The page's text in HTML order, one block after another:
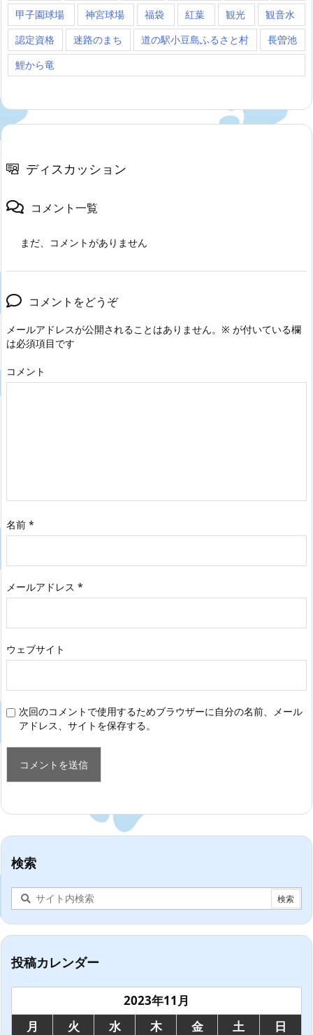
甲子園球場
神宮球場 福袋 紅葉 観光
観音水
認定資格
迷路のまち 道の駅小豆島ふるさと村
長曽池
鯉から竜
ディスカッション
コメント一覧
まだ、コメントがありません
コメントをどうぞ
メールアドレスが公開されることはありません。 ※ が付いている欄
は必須項目です
コメント
名前 *
メールアドレス *
ウェブサイト
次回のコメントで使用するためブラウザーに自分の名前、メール
アドレス、サイトを保存する。
検索
投稿カレンダー
2023年11月
月
火 水 木 金 土
日